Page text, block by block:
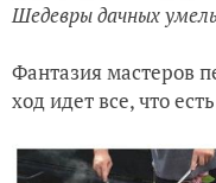
Шедевры дачных
Фантазия мастеров
ход идет все, что